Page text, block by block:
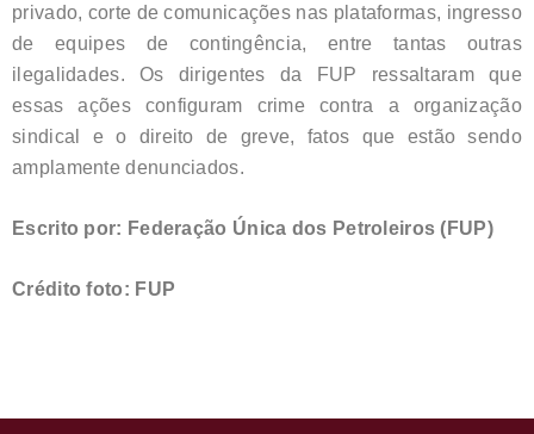
privado, corte de comunicações nas plataformas, ingresso
de equipes de contingência, entre tantas outras
ilegalidades. Os dirigentes da FUP ressaltaram que
essas ações configuram crime contra a organização
sindical e o direito de greve, fatos que estão sendo
amplamente denunciados.
Escrito por: Federação Única dos Petroleiros (FUP)
Crédito foto: FUP